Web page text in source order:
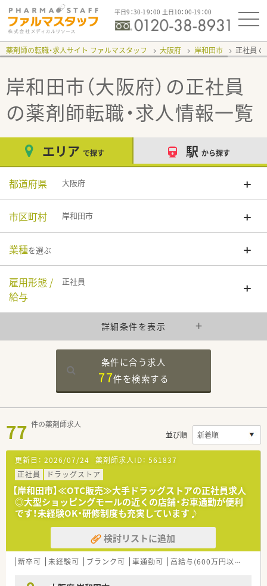
平日9：30-19：00 土日10：00-19：00
薬剤師の転職・求人サイト ファルマスタッフ 大阪府 岸和田市 正社員
岸和田市（大阪府）の正社員
の薬剤師転職・求人情報一覧
エリア で探す 駅 から探す
都道府県 大阪府
市区町村 岸和田市
業種を選ぶ
雇用形態 /
給与
正社員
詳細条件を表示
条件に合う求人
77件を検索する
77 件の薬剤師求人
並び順
更新日： 2026/07/24 薬剤師求人ID： 561837
正社員
ドラッグストア
【岸和田市】≪OTC販売≫大手ドラッグストアの正社員求人
◎大型ショッピングモールの近くの店舗・お車通勤が便利
です！未経験OK・研修制度も充実しています♪
検討リストに追加
新卒可 未経験可 ブランク可 車通勤可 高給与(600万円以上)